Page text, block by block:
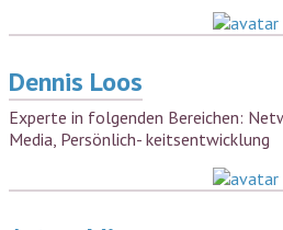
Dennis Loos
Experte in folgenden Bereichen:
Media, Persönlich- keitsentwicklung